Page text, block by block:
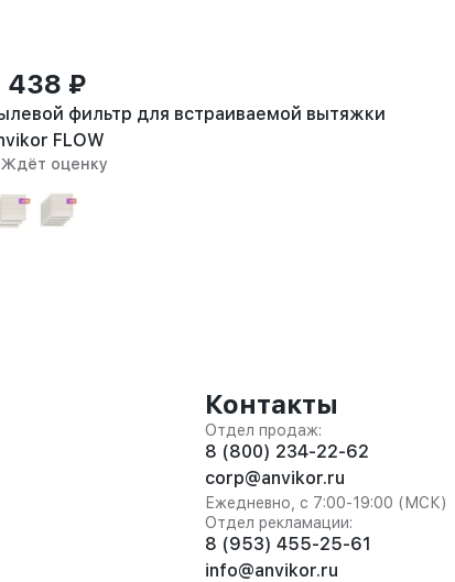
438 ₽
фильтр для встраиваемой вытяжки
FLOW
Ждёт оценку
Контакты
Отдел продаж:
8 (800) 234-22-62
corp@anvikor.ru
Ежедневно, с 7:00-19:00 (МСК)
Отдел рекламации:
8 (953) 455-25-61
info@anvikor.ru